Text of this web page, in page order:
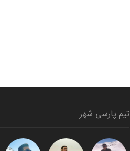
تیم پارسی شهر